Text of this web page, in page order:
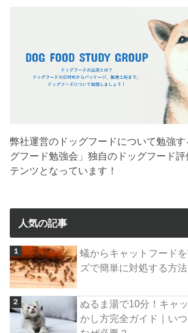
弊社運営のドッグフードについて勉強
グフード勉強会」独自のドッグフード
テンツとなっています！
人気の記事
蟻からキャットフード
ズで簡単に対処する方
ぬるま湯で10分！キャ
かし方完全ガイド｜い